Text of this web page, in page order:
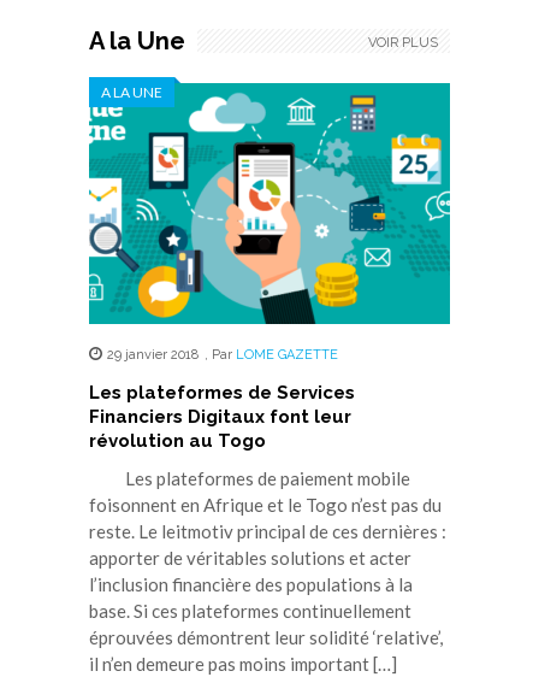
A la Une
A LA UNE
29 janvier 2018 , Par LOME GAZETTE
Les plateformes de Services
Financiers Digitaux font leur
révolution au Togo
Les plateformes de paiement mobile
foisonnent en Afrique et le Togo n’est pas du
reste. Le leitmotiv principal de ces dernières :
apporter de véritables solutions et acter
l’inclusion financière des populations à la
base. Si ces plateformes continuellement
éprouvées démontrent leur solidité ‘relative’,
il n’en demeure pas moins important […]
VOIR PLUS